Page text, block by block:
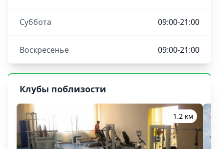
Суббота 09:00-21:00
Воскресенье 09:00-21:00
Клубы поблизости
1.2 км